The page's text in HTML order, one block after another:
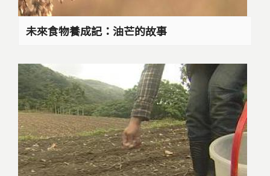
未來食物養成記：油芒的故事